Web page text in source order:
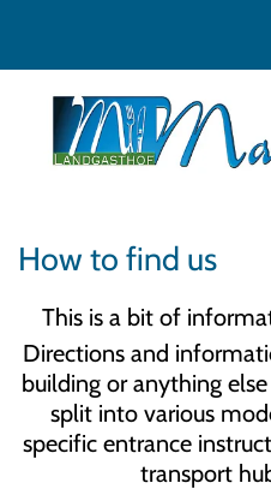
How to find us
This is a bit of
Directions and
building or anything
split into various
specific entrance
transport